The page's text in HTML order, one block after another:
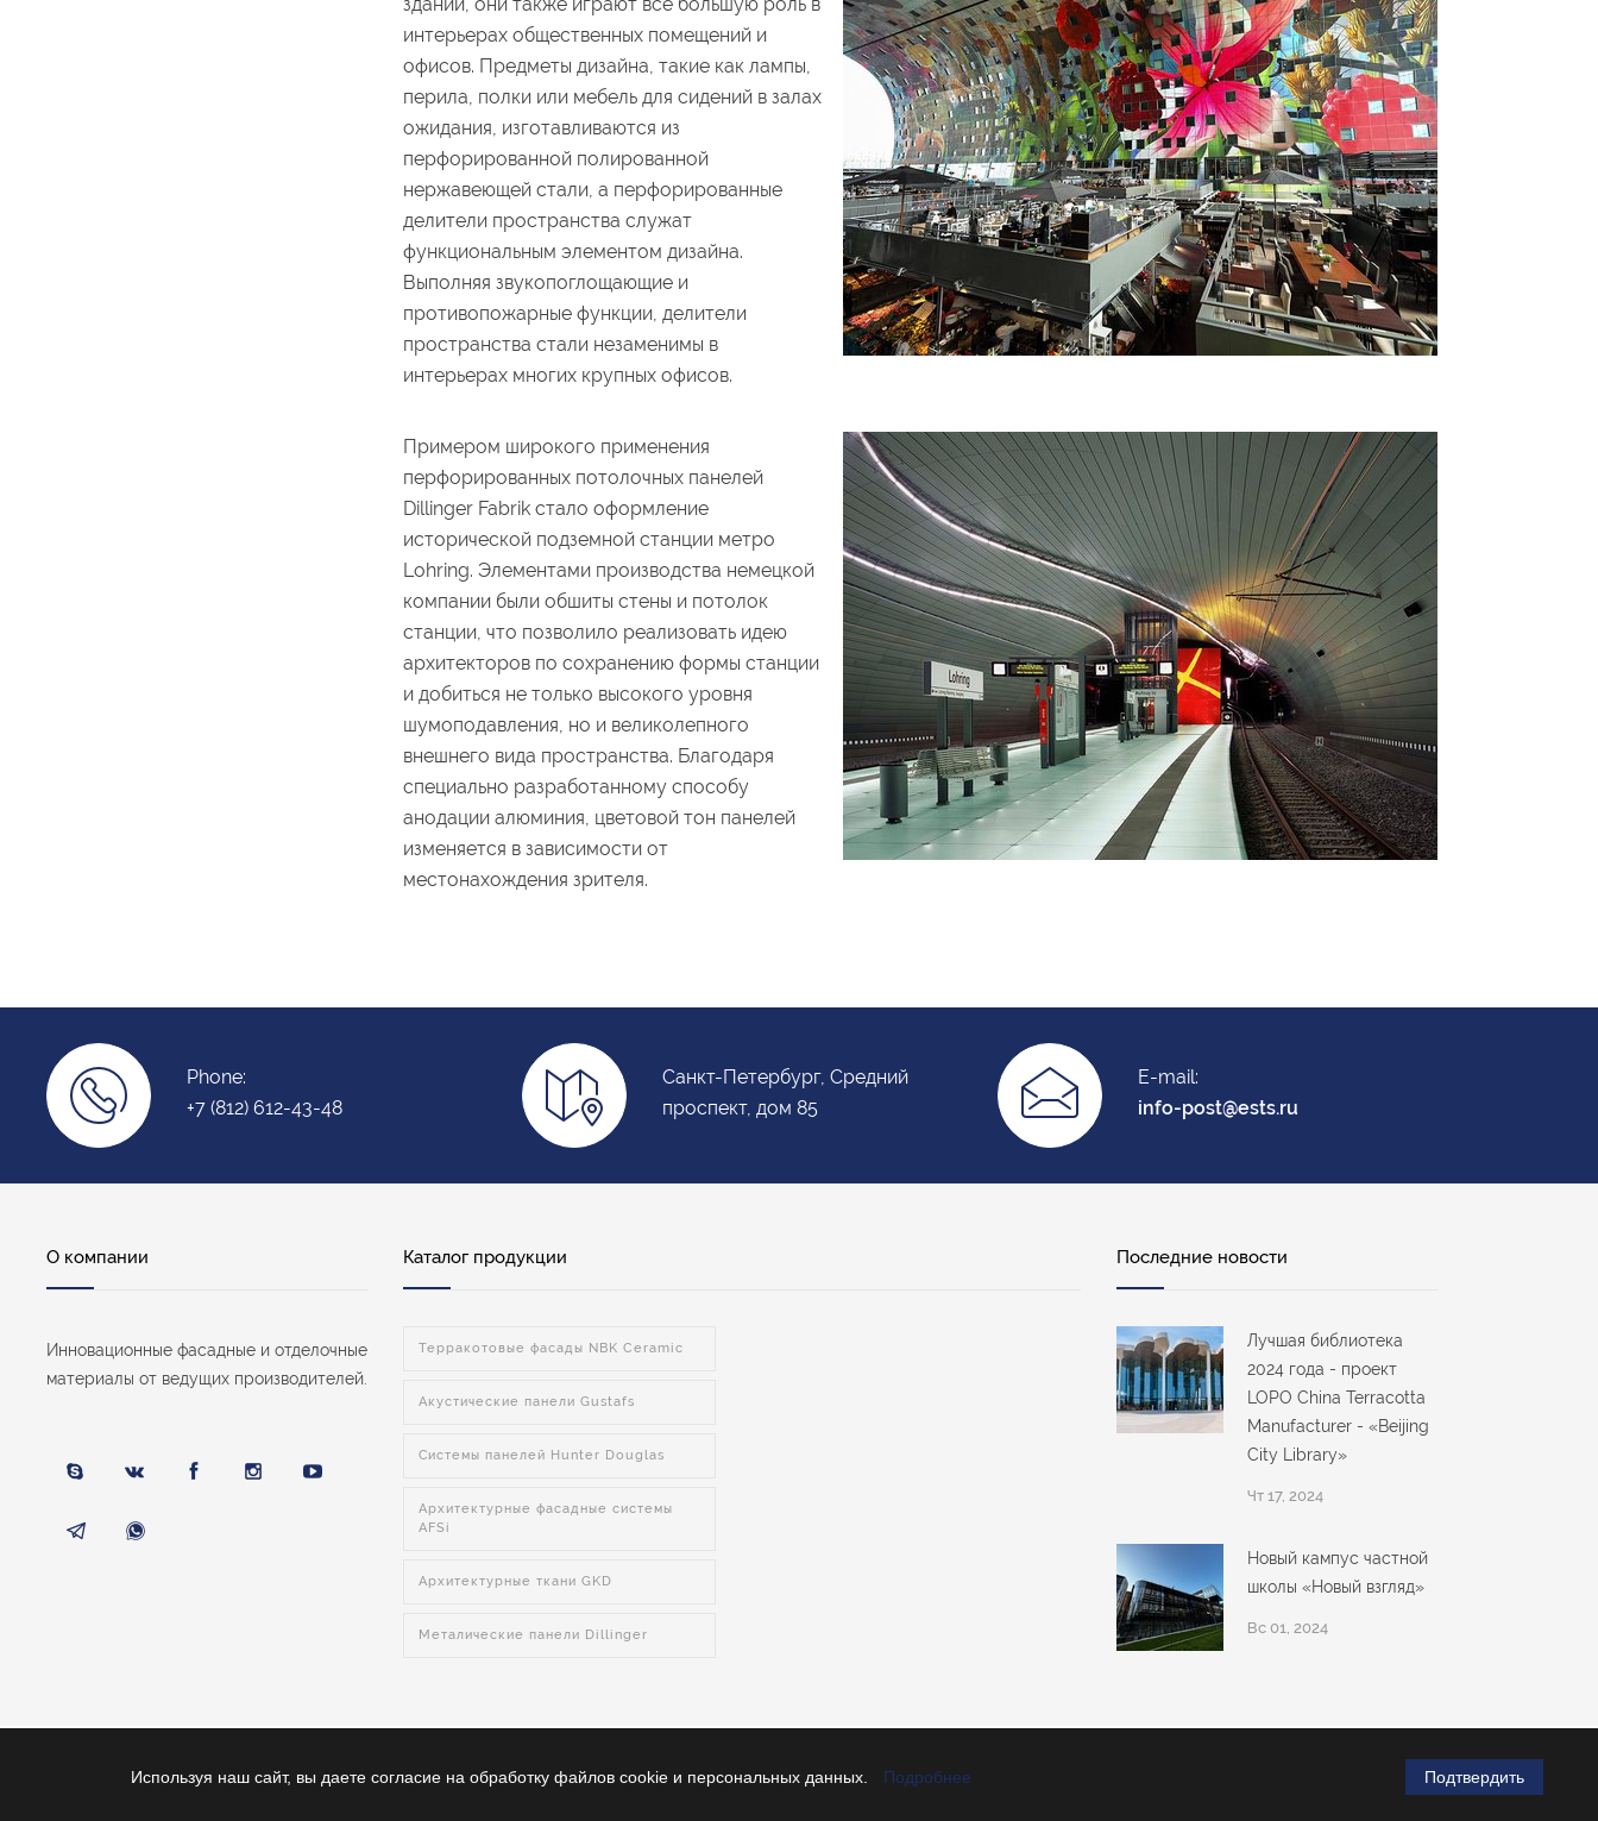
интерьерах общественных помещений и
офисов. Предметы дизайна, такие как лампы,
перила, полки или мебель для сидений в залах
ожидания, изготавливаются из
перфорированной полированной
нержавеющей стали, а перфорированные
делители пространства служат
функциональным элементом дизайна.
Выполняя звукопоглощающие и
противопожарные функции, делители
пространства стали незаменимы в
интерьерах многих крупных офисов.
Примером широкого применения
перфорированных потолочных панелей
Dillinger Fabrik стало оформление
исторической подземной станции метро
Lohring. Элементами производства немецкой
компании были обшиты стены и потолок
станции, что позволило реализовать идею
архитекторов по сохранению формы станции
и добиться не только высокого уровня
шумоподавления, но и великолепного
внешнего вида пространства. Благодаря
специально разработанному способу
анодации алюминия, цветовой тон панелей
изменяется в зависимости от
местонахождения зрителя.
Phone:
+7 (812) 612-43-48
Санкт-Петербург, Средний
проспект, дом 85
E-mail:
info-post@ests.ru
О компании
Инновационные фасадные и отделочные
материалы от ведущих производителей.
Каталог продукции
Терракотовые фасады NBK Ceramic
Акустические панели Gustafs
Системы панелей Hunter Douglas
Архитектурные фасадные системы
AFSi
Архитектурные ткани GKD
Металические панели Dillinger
Последние новости
Лучшая библиотека
2024 года - проект
LOPO China Terracotta
Manufacturer - «Beijing
City Library»
Чт 17, 2024
Новый кампус частной
школы «Новый взгляд»
Вс 01, 2024
© Copyright 2026ЗАО «Евростройсоюз»
Используя наш сайт, вы даете согласие на обработку файлов cookie и персональных данных. Подробнее Подтвердить